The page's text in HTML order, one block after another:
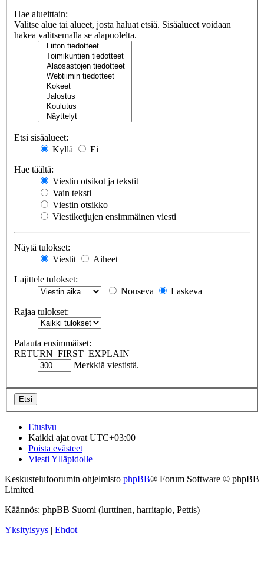
Hae alueittain:
Valitse alue tai alueet, josta haluat etsiä. Sisäalueet voidaan
hakea valitsemalla se alapuolelta.
Etsi sisäalueet:
Kyllä
Ei
Hae täältä:
Viestin otsikot ja tekstit
Vain teksti
Viestin otsikko
Viestiketjujen ensimmäinen viesti
Näytä tulokset:
Viestit
Aiheet
Lajittele tulokset:
Nouseva
Laskeva
Rajaa tulokset:
Palauta ensimmäiset:
RETURN_FIRST_EXPLAIN
Merkkiä viestistä.
Etusivu
Kaikki ajat ovat UTC+03:00
Poista evästeet
Viesti Ylläpidolle
Keskustelufoorumin ohjelmisto phpBB® Forum Software © phpBB
Limited
Käännös: phpBB Suomi (lurttinen, harritapio, Pettis)
Yksityisyys | Ehdot